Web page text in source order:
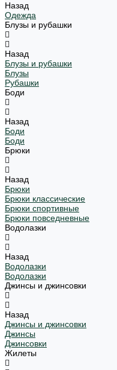
Назад
Одежда
Блузы и рубашки
Назад
Блузы и рубашки
Блузы
Рубашки
Боди
Назад
Боди
Боди
Брюки
Назад
Брюки
Брюки классические
Брюки спортивные
Брюки повседневные
Водолазки
Назад
Водолазки
Водолазки
Джинсы и джинсовки
Назад
Джинсы и джинсовки
Джинсы
Джинсовки
Жилеты